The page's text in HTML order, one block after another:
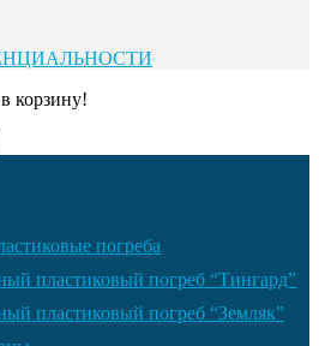
корзину!
погреба
пластиковый погреб “Тингард”
пластиковый погреб “Земляк”